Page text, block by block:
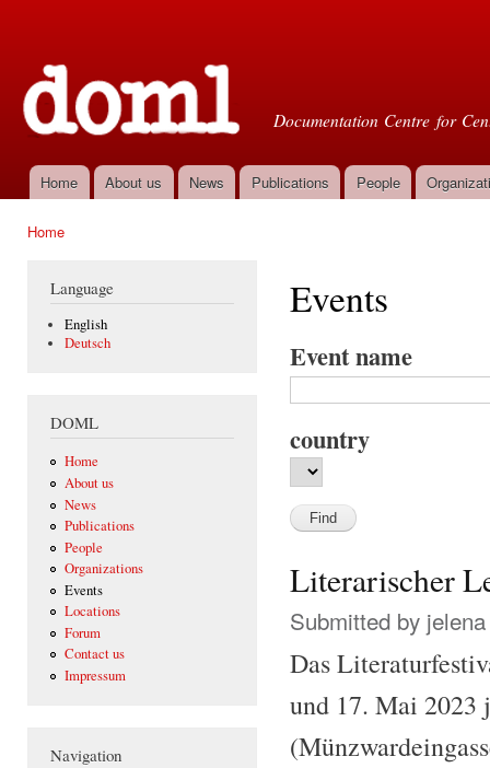
Documentation Centre for
Main menu
Home About us News Publications People
Home
Language
English
Deutsch
DOML
Home
About us
News
Publications
People
Organizations
Events
Locations
Forum
Contact us
Impressum
Navigation
Events
Event name
country
Literarischer
Submitted by jelena
Das
und 17. Mai 2023